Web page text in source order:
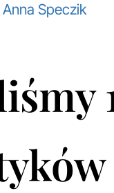
Anna Speczik